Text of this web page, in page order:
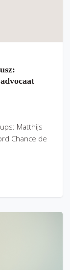
Matthijs
Chance de